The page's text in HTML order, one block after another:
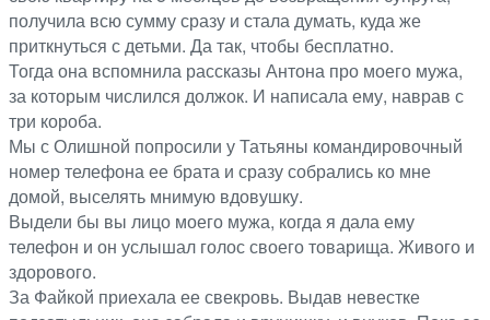
получила всю сумму сразу и стала думать, куда же
приткнуться с детьми. Да так, чтобы бесплатно.
Тогда она вспомнила рассказы Антона про моего мужа,
за которым числился должок. И написала ему, наврав с
три короба.
Мы с Олишной попросили у Татьяны командировочный
номер телефона ее брата и сразу собрались ко мне
домой, выселять мнимую вдовушку.
Выдели бы вы лицо моего мужа, когда я дала ему
телефон и он услышал голос своего товарища. Живого и
здорового.
За Файкой приехала ее свекровь. Выдав невестке